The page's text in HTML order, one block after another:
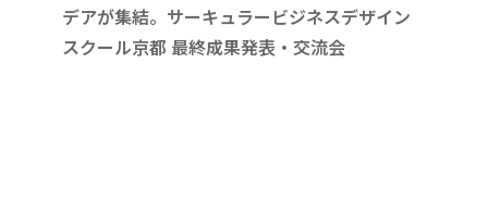
デアが集結。サーキュラービジネスデザイン
スクール京都 最終成果発表・交流会